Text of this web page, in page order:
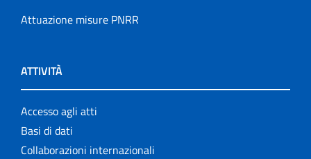
Attuazione misure PNRR
ATTIVITÀ
Accesso agli atti
Basi di dati
Collaborazioni internazionali